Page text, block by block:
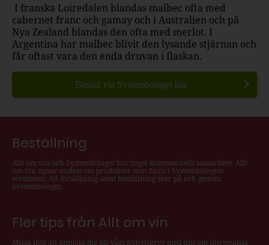
I franska Loiredalen blandas malbec ofta med
cabernet franc och gamay och i Australien och på
Nya Zealand blandas den ofta med merlot. I
Argentina har malbec blivit den lysande stjärnan och
får oftast vara den enda druvan i flaskan.
Beställ via Systembolaget här
Beställning
Allt om vin och Systembolaget har inget kommersiellt samarbete. Allt
om vin tipsar endast om produkter som finns i Systembolagets
sortiment. All försäljning samt beställning sker på och genom
Systembolaget.
Fler tips från Allt om vin
Missa inte att anmäla dig till vårt nyhetsbrev med tips om intressanta